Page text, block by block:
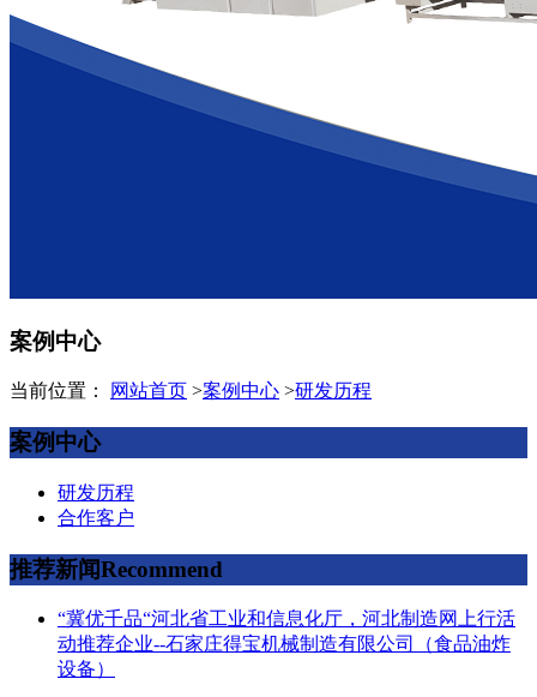
案例中心
当前位置： 网站首页 >案例中心 >研发历程
案例中心
研发历程
合作客户
推荐新闻Recommend
“冀优千品“河北省工业和信息化厅，河北制造网上行活
动推荐企业--石家庄得宝机械制造有限公司（食品油炸
设备）